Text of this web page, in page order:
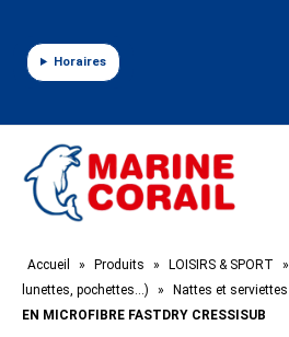
Horaires
Accueil » Produits » LOISIRS & SPORT »
lunettes, pochettes…)
» Nattes et serviettes
EN MICROFIBRE FASTDRY CRESSISUB